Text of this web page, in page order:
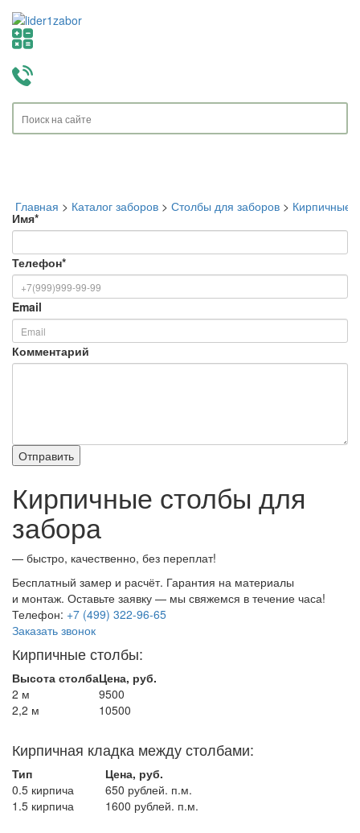
Главная > Каталог заборов > Столбы для заборов > Кирпичные
Имя*
Телефон*
Email
Комментарий
Кирпичные столбы для
забора
— быстро, качественно, без переплат!
Бесплатный замер и расчёт. Гарантия на материалы
и монтаж. Оставьте заявку — мы свяжемся в течение часа!
Телефон: +7 (499) 322-96-65
Заказать звонок
Кирпичные столбы:
Высота столбаЦена, руб.
2 м
9500
2,2 м
10500
Кирпичная кладка между столбами:
Тип
Цена, руб.
0.5 кирпича
650 рублей. п.м.
1.5 кирпича
1600 рублей. п.м.